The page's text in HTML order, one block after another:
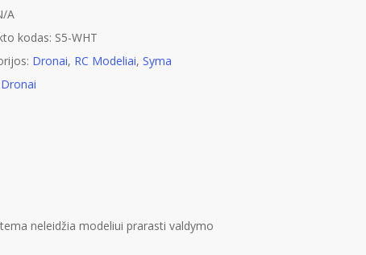
A
kodas: S5-WHT
Dronai, RC Modeliai, Syma
Dronai
neleidžia modeliui prarasti valdymo